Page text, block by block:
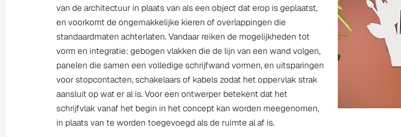
van de architectuur in plaats van als een object dat erop is geplaatst,
en voorkomt de ongemakkelijke kieren of overlappingen die
standaardmaten achterlaten. Vandaar reiken de mogelijkheden tot
vorm en integratie: gebogen vlakken die de lijn van een wand volgen,
panelen die samen een volledige schrijfwand vormen, en uitsparingen
voor stopcontacten, schakelaars of kabels zodat het oppervlak strak
aansluit op wat er al is. Voor een ontwerper betekent dat het
schrijfvlak vanaf het begin in het concept kan worden meegenomen,
in plaats van te worden toegevoegd als de ruimte al af is.